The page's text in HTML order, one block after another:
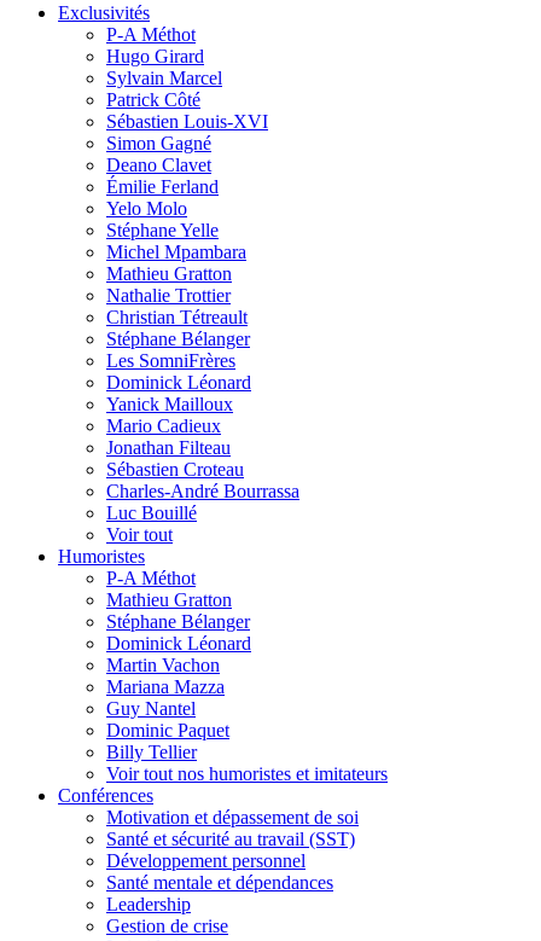
Exclusivités
P-A Méthot
Hugo Girard
Sylvain Marcel
Patrick Côté
Sébastien Louis-XVI
Simon Gagné
Deano Clavet
Émilie Ferland
Yelo Molo
Stéphane Yelle
Michel Mpambara
Mathieu Gratton
Nathalie Trottier
Christian Tétreault
Stéphane Bélanger
Les SomniFrères
Dominick Léonard
Yanick Mailloux
Mario Cadieux
Jonathan Filteau
Sébastien Croteau
Charles-André Bourrassa
Luc Bouillé
Voir tout
Humoristes
P-A Méthot
Mathieu Gratton
Stéphane Bélanger
Dominick Léonard
Martin Vachon
Mariana Mazza
Guy Nantel
Dominic Paquet
Billy Tellier
Voir tout nos humoristes et imitateurs
Conférences
Motivation et dépassement de soi
Santé et sécurité au travail (SST)
Développement personnel
Santé mentale et dépendances
Leadership
Gestion de crise